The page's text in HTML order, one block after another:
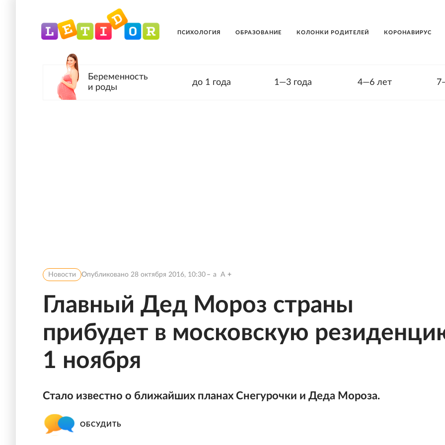
ПСИХОЛОГИЯ ОБРАЗОВАНИЕ КОЛОНКИ РОДИТЕЛЕЙ КОРОНАВИРУС
Беременность
и роды
до 1 года 1—3 года 4—6 лет
Новости Опубликовано 28 октября 2016, 10:30 a A
Главный Дед Мороз страны
прибудет в московскую
1 ноября
Стало известно о ближайших планах Снегурочки и Деда Мороза.
ОБСУДИТЬ